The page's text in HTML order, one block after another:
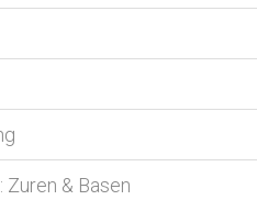
Zuren & Basen